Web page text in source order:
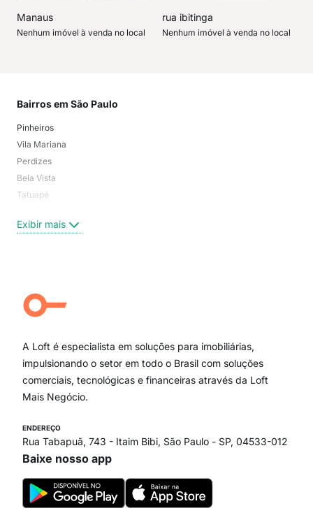
Manaus
Nenhum imóvel à venda no local
rua ibitinga
Nenhum imóvel à venda no local
Bairros em São Paulo
Pinheiros
Vila Mariana
Perdizes
Bela Vista
Tatuapé
Centro
Campo Belo
Ipiranga
Paraíso
Itaim Bibi
Exibir mais
A Loft é especialista em soluções para imobiliárias,
impulsionando o setor em todo o Brasil com soluções
comerciais, tecnológicas e financeiras através da Loft
Mais Negócio.
ENDEREÇO
Rua Tabapuã, 743 - Itaim Bibi, São Paulo - SP, 04533-012
Baixe nosso app